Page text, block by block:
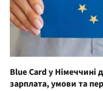
Blue Card у Німеччині
зарплата, умови та